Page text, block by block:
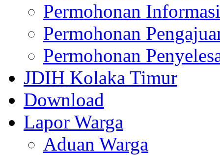
Permohonan
Permohonan
Permohonan
JDIH Kolaka Timur
Download
Lapor Warga
Aduan Warga